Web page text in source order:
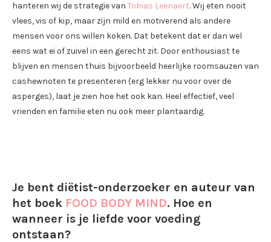
hanteren wij de strategie van Tobias Leenaert. Wij eten nooit
vlees, vis of kip, maar zijn mild en motiverend als andere
mensen voor ons willen koken. Dat betekent dat er dan wel
eens wat ei of zuivel in een gerecht zit. Door enthousiast te
blijven en mensen thuis bijvoorbeeld heerlijke roomsauzen van
cashewnoten te presenteren (erg lekker nu voor over de
asperges), laat je zien hoe het ook kan. Heel effectief, veel
vrienden en familie eten nu ook meer plantaardig.
Je bent diëtist-onderzoeker en auteur van
het boek FOOD BODY MIND. Hoe en
wanneer is je liefde voor voeding
ontstaan?